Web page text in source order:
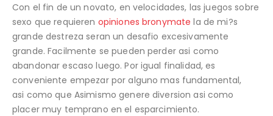
Con el fin de un novato, en velocidades, las juegos sobre
sexo que requieren opiniones bronymate la de mi?s
grande destreza seran un desafio excesivamente
grande. Facilmente se pueden perder asi­ como
abandonar escaso luego. Por igual finalidad, es
conveniente empezar por alguno mas fundamental,
asi­ como que Asimismo genere diversion asi­ como
placer muy temprano en el esparcimiento.